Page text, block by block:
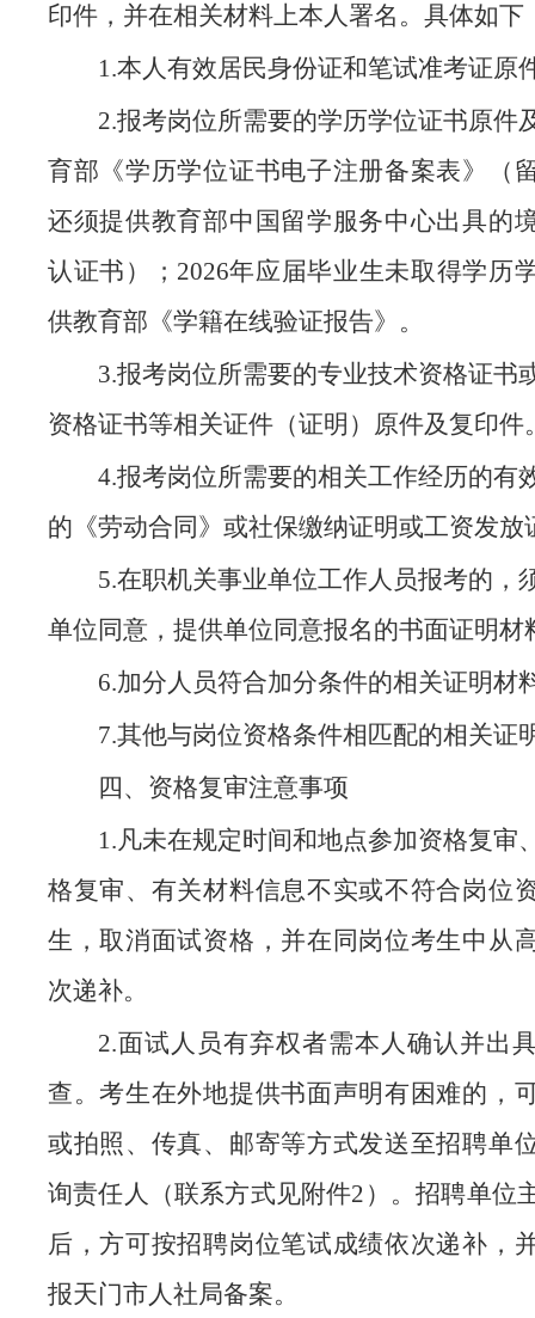
印件，并在相关材料上本人署名。具体如下
1.本人有效居民身份证和笔试准考证原
2.报考岗位所需要的学历学位证书原件
育部《学历学位证书电子注册备案表》（
还须提供教育部中国留学服务中心出具的
认证书）；2026年应届毕业生未取得学历
供教育部《学籍在线验证报告》。
3.报考岗位所需要的专业技术资格证书
资格证书等相关证件（证明）原件及复印件
4.报考岗位所需要的相关工作经历的有
的《劳动合同》或社保缴纳证明或工资发放
5.在职机关事业单位工作人员报考的，
单位同意，提供单位同意报名的书面证明材
6.加分人员符合加分条件的相关证明材
7.其他与岗位资格条件相匹配的相关证
四、资格复审注意事项
1.凡未在规定时间和地点参加资格复审
格复审、有关材料信息不实或不符合岗位
生，取消面试资格，并在同岗位考生中从
次递补。
2.面试人员有弃权者需本人确认并出
查。考生在外地提供书面声明有困难的，
或拍照、传真、邮寄等方式发送至招聘单
询责任人（联系方式见附件2）。招聘单位
后，方可按招聘岗位笔试成绩依次递补，
报天门市人社局备案。